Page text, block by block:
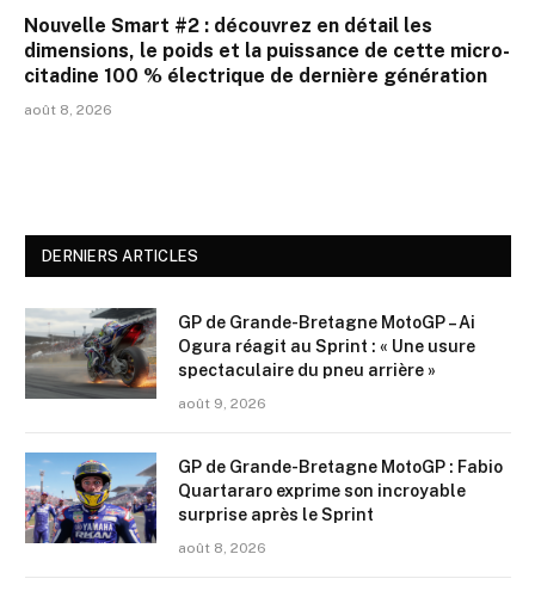
Nouvelle Smart #2 : découvrez en détail les
dimensions, le poids et la puissance de cette micro-
citadine 100 % électrique de dernière génération
août 8, 2026
DERNIERS ARTICLES
GP de Grande-Bretagne MotoGP – Ai
Ogura réagit au Sprint : « Une usure
spectaculaire du pneu arrière »
août 9, 2026
GP de Grande-Bretagne MotoGP : Fabio
Quartararo exprime son incroyable
surprise après le Sprint
août 8, 2026